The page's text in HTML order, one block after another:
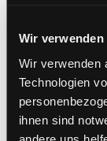
Wir
Wir verwenden
Technologien
ihnen sind
Verfasser:
Mehr